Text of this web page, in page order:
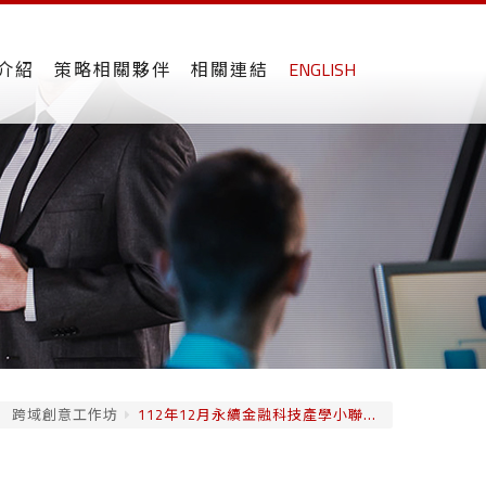
紹 策略相關夥伴 相關連結 ENGLISH
跨域創意工作坊 112年12月永續金融科技產學小聯...